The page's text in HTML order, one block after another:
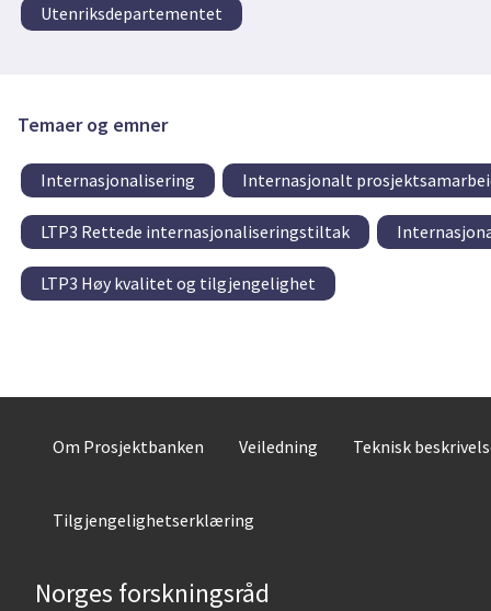
Utenriksdepartementet
Temaer og emner
Internasjonalisering Internasjonalt
LTP3 Rettede internasjonaliseringstiltak
LTP3 Høy kvalitet og tilgjengelighet
Om Prosjektbanken Veiledning Teknisk
Tilgjengelighetserklæring
Norges forskningsråd